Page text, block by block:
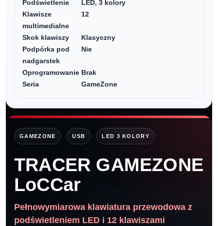
Podświetlenie
LED, 3 kolory
Klawisze
multimedialne
12
Skok klawiszy
Klasyczny
Podpórka pod
nadgarstek
Nie
Oprogramowanie Brak
Seria
GameZone
GAMEZONE USB LED 3 KOLORY
TRACER GAMEZONE
LoCCar
Pełnowymiarowa klawiatura przewodowa z
podświetleniem LED i 12 klawiszami